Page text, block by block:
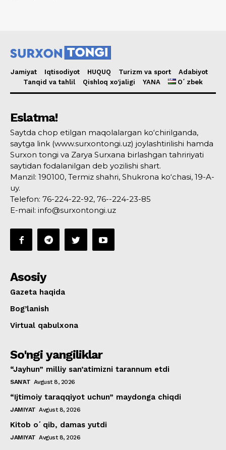
Jamiyat Iqtisodiyot HUQUQ Turizm va sport
Adabiyot
Tanqid va tahlil
Qishloq xo’jaligi YANA Oʻzbek
Eslatma!
Saytda chop etilgan maqolalargan ko‘chirilganda,
saytga link (www.surxontongi.uz) joylashtirilishi hamda
Surxon tongi va Zarya Surxana birlashgan tahririyati
saytidan fodalanilgan deb yozilishi shart.
Manzil: 190100, Termiz shahri, Shukrona ko‘chasi, 19-A-
uy.
Telefon: 76-224-22-92, 76--224-23-85
E-mail: info@surxontongi.uz
Asosiy
Gazeta haqida
Bog’lanish
Virtual qabulxona
So'ngi yangiliklar
“Jayhun” milliy san’atimizni tarannum etdi
SAN'AT Avgust 8, 2026
“Ijtimoiy taraqqiyot uchun” maydonga chiqdi
JAMIYAT Avgust 8, 2026
Kitob oʻqib, damas yutdi
JAMIYAT Avgust 8, 2026